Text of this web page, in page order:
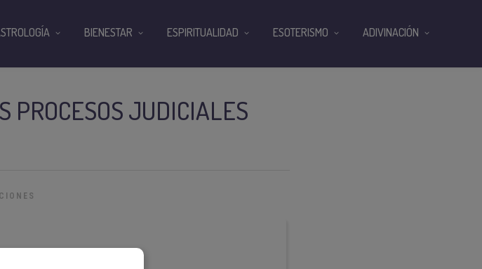
PROCESOS JUDICIALES
BIENESTAR ESPIRITUALIDAD ESOTERISMO ADIVINACIÓN